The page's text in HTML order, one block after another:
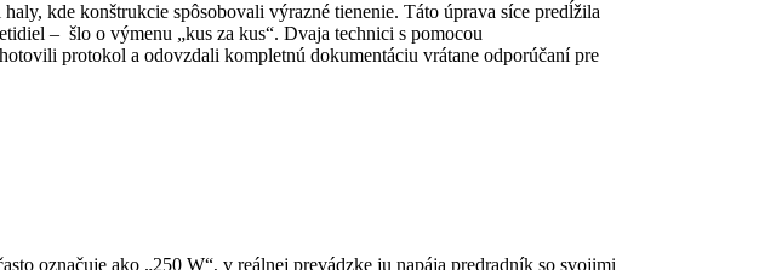
kde konštrukcie spôsobovali výrazné tienenie. Táto úprava síce predĺžila
– šlo o výmenu „kus za kus“. Dvaja technici s pomocou
protokol a odovzdali kompletnú dokumentáciu vrátane odporúčaní pre
označuje ako „250 W“, v reálnej prevádzke ju napája predradník so svojimi